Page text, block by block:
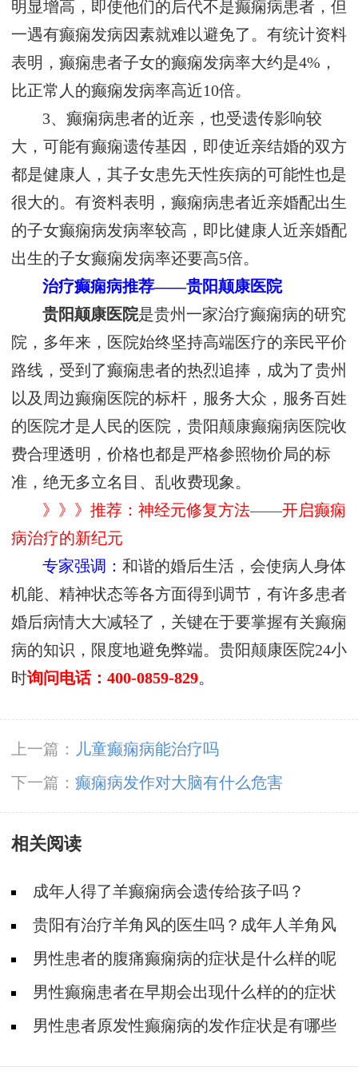
明显增高，即使他们的后代不是癫痫病患者，但
一遇有癫痫发病因素就难以避免了。有统计资料
表明，癫痫患者子女的癫痫发病率大约是4%，
比正常人的癫痫发病率高近10倍。
3、癫痫病患者的近亲，也受遗传影响较
大，可能有癫痫遗传基因，即使近亲结婚的双方
都是健康人，其子女患先天性疾病的可能性也是
很大的。有资料表明，癫痫病患者近亲婚配出生
的子女癫痫病发病率较高，即比健康人近亲婚配
出生的子女癫痫发病率还要高5倍。
治疗癫痫病推荐——贵阳颠康医院
贵阳颠康医院是贵州一家治疗癫痫病的研究
院，多年来，医院始终坚持高端医疗的亲民平价
路线，受到了癫痫患者的热烈追捧，成为了贵州
以及周边癫痫医院的标杆，服务大众，服务百姓
的医院才是人民的医院，贵阳颠康癫痫病医院收
费合理透明，价格也都是严格参照物价局的标
准，绝无多立名目、乱收费现象。
》》》推荐：神经元修复方法——开启癫痫
病治疗的新纪元
专家强调：和谐的婚后生活，会使病人身体
机能、精神状态等各方面得到调节，有许多患者
婚后病情大大减轻了，关键在于要掌握有关癫痫
病的知识，限度地避免弊端。贵阳颠康医院24小
时询问电话：400-0859-829。
上一篇：
儿童癫痫病能治疗吗
下一篇： 癫痫病发作对大脑有什么危害
相关阅读
成年人得了羊癫痫病会遗传给孩子吗？
贵阳有治疗羊角风的医生吗？成年人羊角风
如何预防?
男性患者的腹痛癫痫病的症状是什么样的呢
男性癫痫患者在早期会出现什么样的的症状
表现男性患者原发性癫痫病的发作症状是有哪些